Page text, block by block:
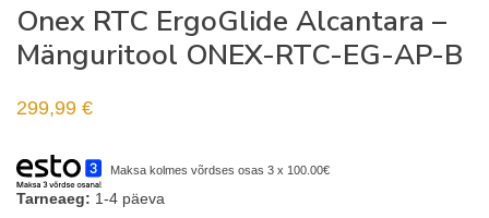
Onex RTC ErgoGlide Alcantara –
Mänguritool ONEX-RTC-EG-AP-B
299,99 €
Maksa kolmes võrdses osas 3 x 100.00€
Tarneaeg: 1-4 päeva